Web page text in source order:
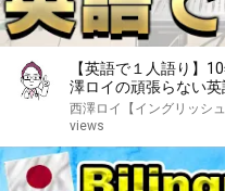
【英語で１人語り】
澤ロイの頑張らない英
西澤ロイ【イングリッシ
views